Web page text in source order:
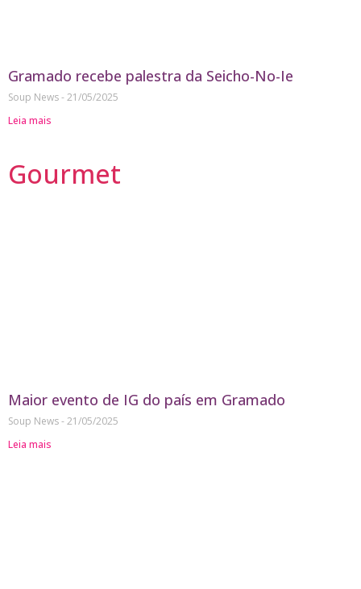
Gramado recebe palestra da Seicho-No-Ie
Soup News 21/05/2025
Leia mais
Gourmet
Maior evento de IG do país em Gramado
Soup News 21/05/2025
Leia mais